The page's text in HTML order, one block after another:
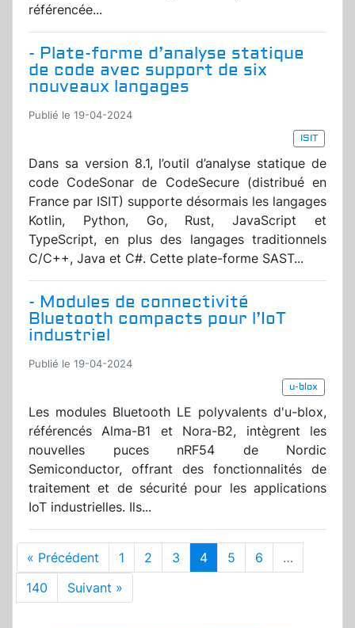
référencée...
- Plate-forme d’analyse statique
de code avec support de six
nouveaux langages
Publié le 19-04-2024
ISIT
Dans sa version 8.1, l’outil d’analyse statique de
code CodeSonar de CodeSecure (distribué en
France par ISIT) supporte désormais les langages
Kotlin, Python, Go, Rust, JavaScript et
TypeScript, en plus des langages traditionnels
C/C++, Java et C#. Cette plate-forme SAST...
- Modules de connectivité
Bluetooth compacts pour l’IoT
industriel
Publié le 19-04-2024
u-blox
Les modules Bluetooth LE polyvalents d'u-blox,
référencés Alma-B1 et Nora-B2, intègrent les
nouvelles puces nRF54 de Nordic
Semiconductor, offrant des fonctionnalités de
traitement et de sécurité pour les applications
IoT industrielles. Ils...
« Précédent 1 2 3 4 5 6
…
140
Suivant »